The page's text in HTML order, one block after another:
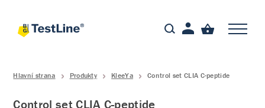
Hlavní strana Produkty KleeYa Control set CLIA C-peptide
Control set CLIA C-peptide